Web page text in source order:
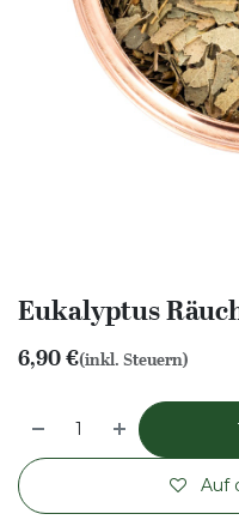
Eukalyptus
6,90€(inkl. Steuern)
Auf